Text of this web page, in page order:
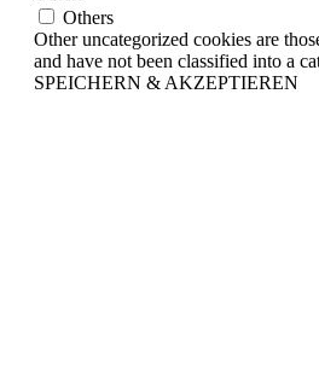
Others
Other uncategorized cookies are
and have not been classified into a
SPEICHERN & AKZEPTIEREN